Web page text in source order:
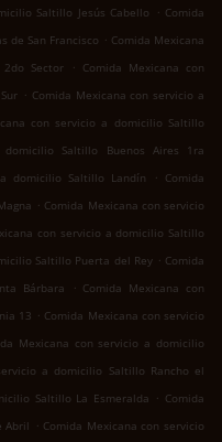
Saltillo Jesús Cabello . Comida
de San Francisco . Comida Mexicana
Sector
. Comida Mexicana con
. Comida Mexicana con servicio a
con servicio a domicilio Saltillo
Saltillo Buenos Aires 1ra
domicilio Saltillo Landín . Comida
. Comida Mexicana con servicio
con servicio a domicilio Saltillo
Saltillo Puerta del Rey . Comida
Bárbara
. Comida Mexicana con
13 . Comida Mexicana con servicio
Mexicana con servicio a domicilio
a domicilio Saltillo Rancho el
Saltillo La Esmeralda . Comida
Abril . Comida Mexicana con servicio